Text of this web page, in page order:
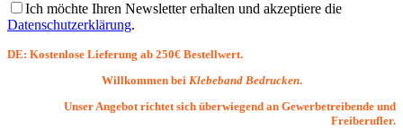
Ich möchte Ihren Newsletter erhalten und akzeptiere die
Datenschutzerklärung.
DE: Kostenlose Lieferung ab 250€ Bestellwert.
Willkommen bei Klebeband Bedrucken.
Unser Angebot richtet sich überwiegend an Gewerbetreibende und
Freiberufler.